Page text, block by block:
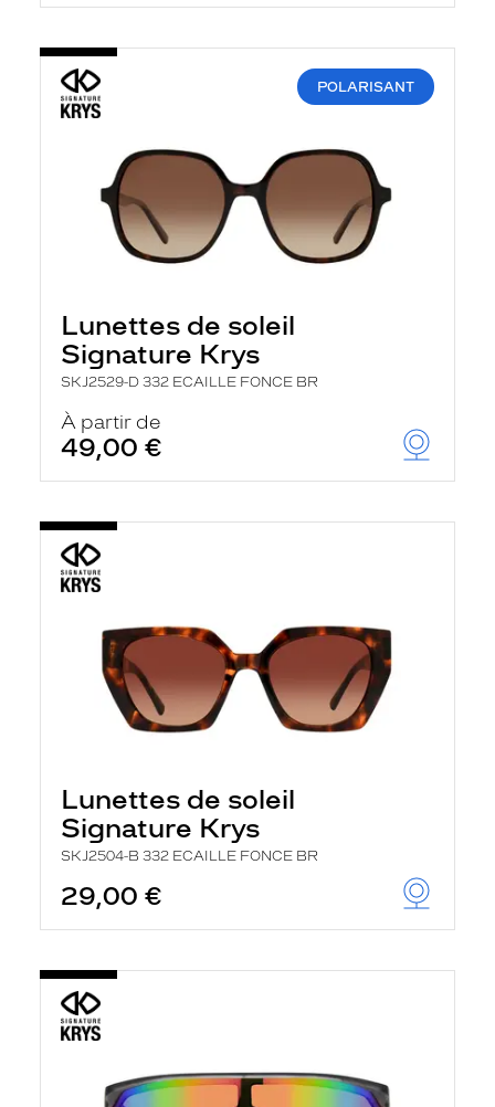
POLARISANT
Lunettes de soleil
Signature Krys
SKJ2529-D 332 ECAILLE FONCE BR
À partir de
49,00 €
Lunettes de soleil
Signature Krys
SKJ2504-B 332 ECAILLE FONCE BR
29,00 €